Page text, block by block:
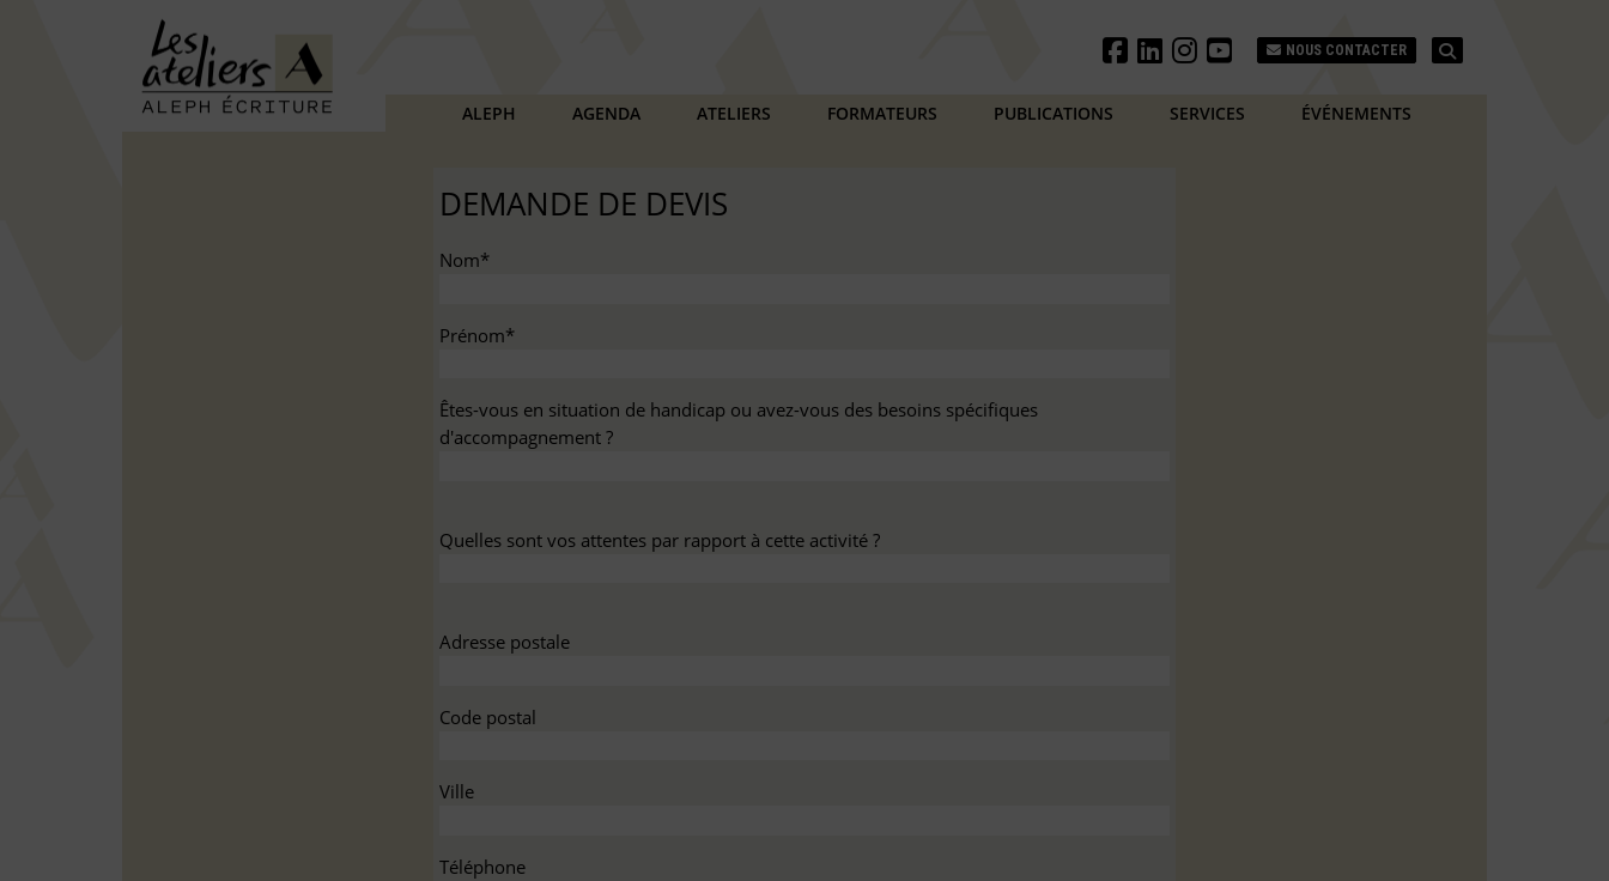
NOUS CONTACTER
ALEPH AGENDA ATELIERS FORMATEURS PUBLICATIONS SERVICES ÉVÉNEMENTS
DEMANDE DE DEVIS
Nom*
Prénom*
Êtes-vous en situation de handicap ou avez-vous des besoins spécifiques
d'accompagnement ?
Quelles sont vos attentes par rapport à cette activité ?
Adresse postale
Code postal
Ville
Téléphone